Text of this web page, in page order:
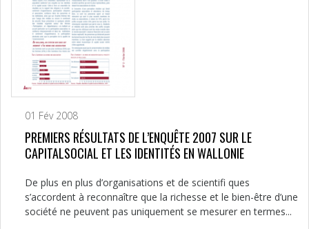
01 Fév 2008
PREMIERS RÉSULTATS DE L’ENQUÊTE 2007 SUR LE
CAPITALSOCIAL ET LES IDENTITÉS EN WALLONIE
De plus en plus d’organisations et de scientifi ques
s’accordent à reconnaître que la richesse et le bien-être d’une
société ne peuvent pas uniquement se mesurer en termes...